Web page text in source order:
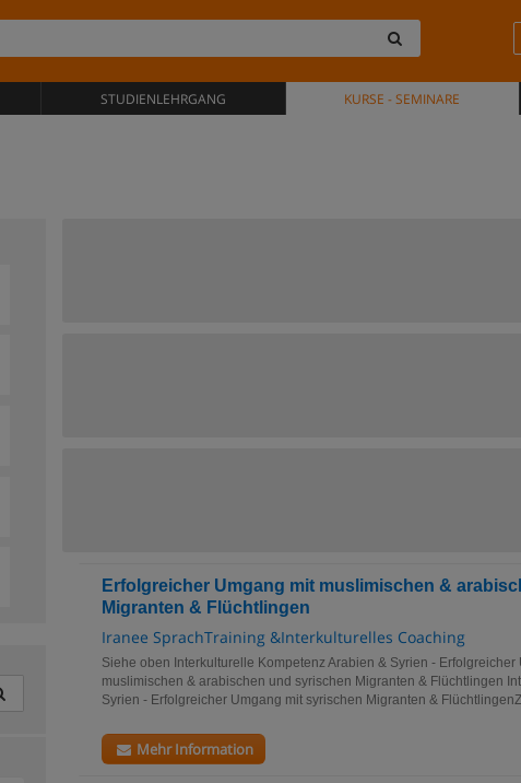
STUDIENLEHRGANG KURSE - SEMINARE
Erfolgreicher Umgang mit muslimischen &
Migranten & Flüchtlingen
Iranee SprachTraining &Interkulturelles Coaching
Siehe oben Interkulturelle Kompetenz Arabien & Syrien - Erfolgreicher
muslimischen & arabischen und syrischen Migranten & Flüchtlingen
Syrien - Erfolgreicher Umgang mit syrischen Migranten &
Mehr Information